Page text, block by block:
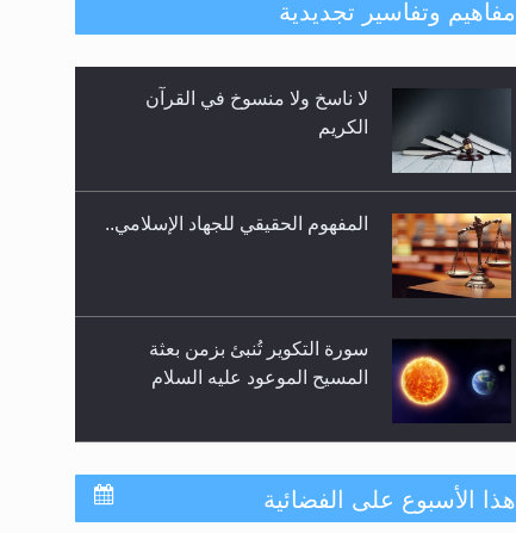
الميلادية أو الهجرية؟
هل يجوز فتح مشروع كوافير نسائي
للمحجبات وغير المحجبات؟
مفاهيم وتفاسير تجديدية
لا ناسخ ولا منسوخ في القرآن
الكريم
المفهوم الحقيقي للجهاد الإسلامي..
سورة التكوير تُنبئ بزمن بعثة
المسيح الموعود عليه السلام
حقيقة المسيح الدجال
هذا الأسبوع على الفضائية